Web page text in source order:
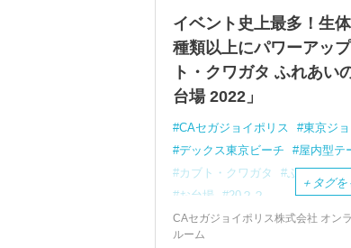
イベント史上最多！生
種類以上にパワーアッ
ト・クワガタ ふれあい
台場 2022」
CAセガジョイポリス
東京ジ
デックス東京ビーチ
屋内型テ
カブト・クワガタ
ふれあい
お台場
20２２
都内最大級の昆虫イベント
レ
スキンシップ
＋ タグ
CAセガジョイポリス株式会社 オン
ルーム